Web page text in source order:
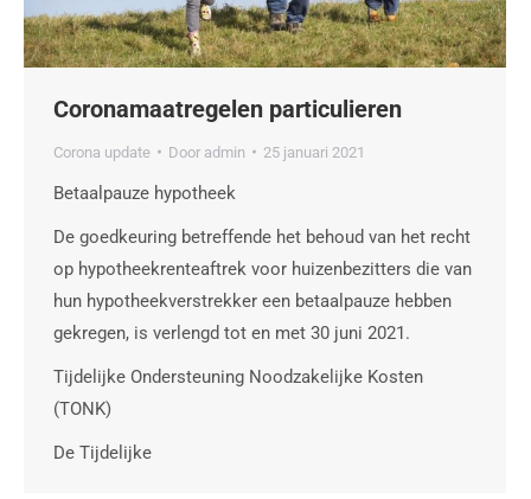
Coronamaatregelen particulieren
Corona update Door admin 25 januari 2021
Betaalpauze hypotheek
De goedkeuring betreffende het behoud van het recht
op hypotheekrenteaftrek voor huizenbezitters die van
hun hypotheekverstrekker een betaalpauze hebben
gekregen, is verlengd tot en met 30 juni 2021.
Tijdelijke Ondersteuning Noodzakelijke Kosten
(TONK)
De Tijdelijke